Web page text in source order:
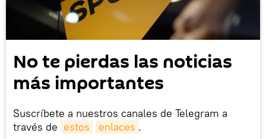
No te pierdas las noticias
más importantes
Suscríbete a nuestros canales de Telegram a
través de estos enlaces .